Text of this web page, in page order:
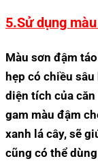
5.Sử dụng
Màu sơn đậm
hẹp có chiều
diện tích của
gam màu đậm
xanh lá cây, sẽ
cũng có thể